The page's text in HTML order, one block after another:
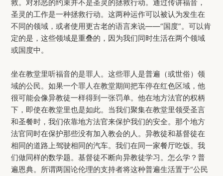
救。对邪恶的约束并不是圣灵的拯救行动。通过传讲福音，
圣灵的工作是一种拯救行动。这两种运作可以被认为发生在
不同的领域，或者使用更古老的语言来说——“国度”。可以肯
定的是，这些领域是重叠的，因为我们同时生活在两个领域
或国度中。
坐在教堂里听福音的是罪人。这些罪人是普遍（或世俗）领
域的公民。如果一个罪人在教堂期间把车停在红色区域，他
很可能会像异教徒一样得到一张罚单。他在地方法官的权柄
下，即使在教堂里也是如此。当我们聚集在教堂里领受圣言
和圣餐时，我们依靠地方法官来保护我们的安全。那个地方
法官同时在保护那些没有加入教会的人。异教徒和基督徒在
相同的道路上驾驶相同的汽车。我们在同一家餐厅吃饭。我
们做同样的数学题。基督徒不断向异教徒学习。怎么学？普
遍恩典。所谓两国论伦理的支持者将这种普遍生活置于“公民